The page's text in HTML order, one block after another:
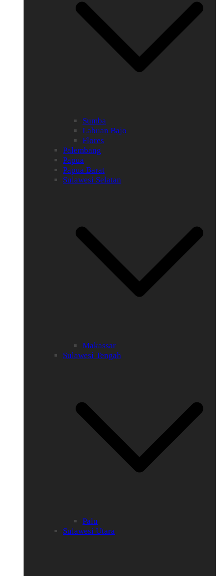
Sumba
Labuan Bajo
Flores
Palembang
Papua
Papua Barat
Sulawesi Selatan
Makassar
Sulawesi Tengah
Palu
Sulawesi Utara